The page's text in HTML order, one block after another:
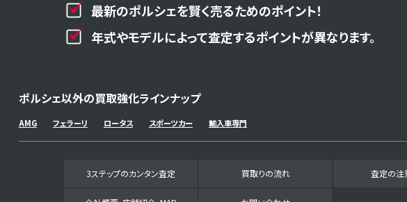
最新のポルシェを賢く売るためのポイント！
年式やモデルによって査定するポイントが異なります。
ポルシェ以外の買取強化ラインナップ
AMG フェラーリ ロータス スポーツカー 輸入車専門
3ステップのカンタン査定 買取りの流れ 査定の注